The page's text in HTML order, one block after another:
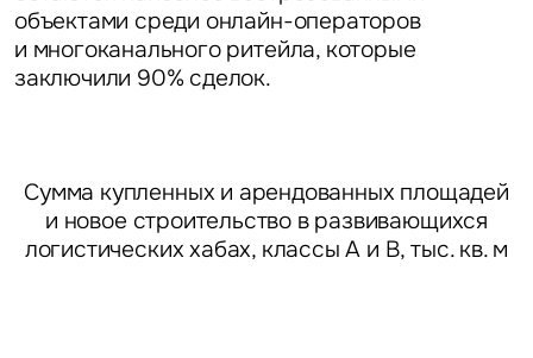
объектами среди онлайн-операторов
и многоканального ритейла, которые
заключили 90% сделок.
Сумма купленных и арендованных площадей
и новое строительство в развивающихся
логистических хабах, классы А и В, тыс. кв. м